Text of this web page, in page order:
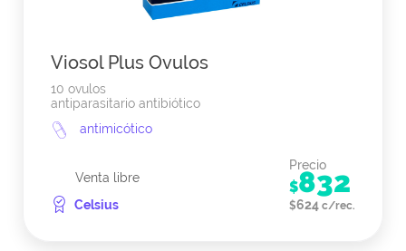
Viosol Plus Ovulos
10 ovulos
antiparasitario antibiótico
antimicótico
Venta libre
Celsius
Precio
$832
$624 c/rec.